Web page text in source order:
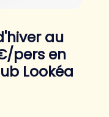
au
pers en
Lookéa